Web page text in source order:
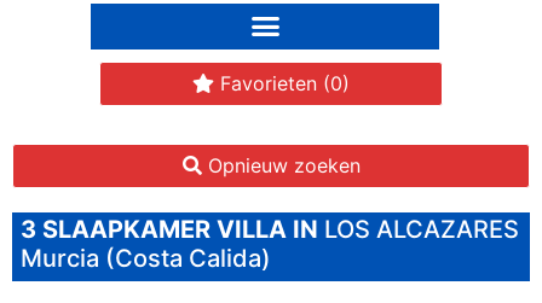
Favorieten (0)
Opnieuw zoeken
3 SLAAPKAMER VILLA IN LOS ALCAZARES
Murcia (Costa Calida)